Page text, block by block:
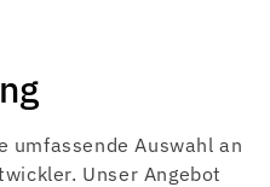
umfassende Auswahl an
Unser Angebot